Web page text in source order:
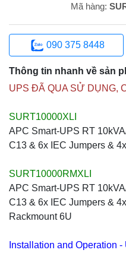
Mã hàng:
090 375 8448
Thông tin nhanh về sản
UPS ĐÃ QUA SỬ DỤNG,
SURT10000XLI
APC Smart-UPS RT
C13 & 6x IEC Jumpers &
SURT10000RMXLI
APC Smart-UPS RT
C13 & 6x IEC Jumpers &
Rackmount 6U
Installation and Operation -